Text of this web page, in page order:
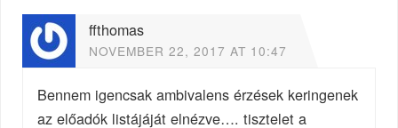
ffthomas
NOVEMBER 22, 2017 AT 10:47
Bennem igencsak ambivalens érzések keringenek
az előadók listájáját elnézve…. tisztelet a